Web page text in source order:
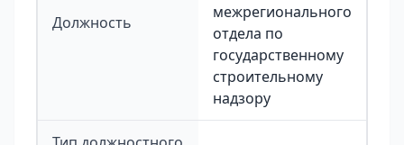
Должность
межрегионального
отдела по
государственному
строительному
надзору